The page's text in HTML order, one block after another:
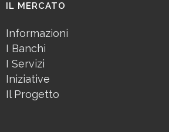
IL MERCATO
Informazioni
I Banchi
I Servizi
Iniziative
Il Progetto